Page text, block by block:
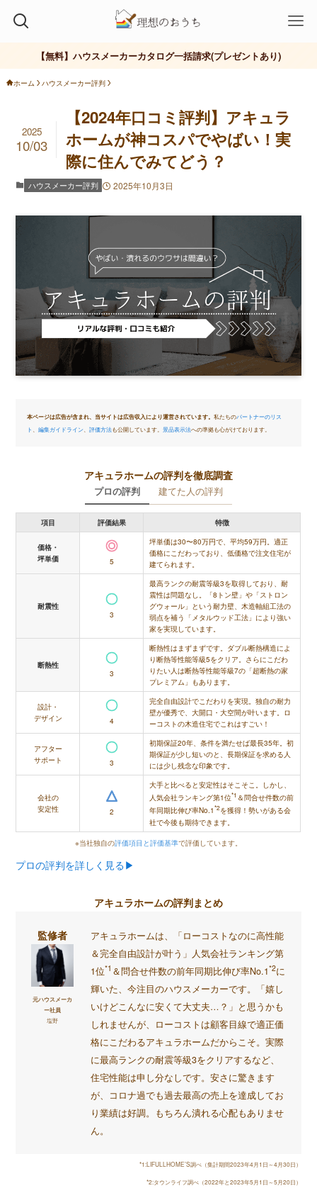
【無料】ハウスメーカーカタログ一括請求(プレゼントあり)
ホーム ハウスメーカー評判
【2024年口コミ評判】アキュラ
ホームが神コスパでやばい！実
際に住んでみてどう？
2025
10/03
ハウスメーカー評判 2025年10月3日
本ページは広告が含まれ、当サイトは広告収入により運営されています。私たちのパートナーのリス
ト 、編集ガイドライン、評価方法も公開しています。景品表示法への準拠も心がけております。
アキュラホームの評判を徹底調査
プロの評判 建てた人の評判
項目 評価結果 特徴
価格・
坪単価
5
坪単価は30〜80万円で、平均59万円。適正
価格にこだわっており、低価格で注文住宅が
建てられます。
耐震性
3
最高ランクの耐震等級3を取得しており、耐
震性は問題なし。「8トン壁」や「ストロン
グウォール」という耐力壁、木造軸組工法の
弱点を補う「メタルウッド工法」により強い
家を実現しています。
断熱性
3
断熱性はまずまずです。ダブル断熱構造によ
り断熱等性能等級5をクリア。さらにこだわ
りたい人は断熱等性能等級7の「超断熱の家
プレミアム」もあります。
設計・
デザイン
4
完全自由設計でこだわりを実現。独自の耐力
壁が優秀で、大開口・大空間が叶います。ロ
ーコストの木造住宅でこれはすごい！
アフター
サポート
3
初期保証20年、条件を満たせば最長35年。初
期保証が少し短いのと、長期保証を求める人
には少し残念な印象です。
会社の
安定性
2
大手と比べると安定性はそこそこ。しかし、
人気会社ランキング第1位*1 ＆問合せ件数の前
年同期比伸び率No.1*2を獲得！勢いがある会
社で今後も期待できます。
※当社独自の評価項目と評価基準で評価しています。
プロの評判を詳しく見る▶︎
アキュラホームの評判まとめ
監修者
元ハウスメーカ
ー社員
塩野
アキュラホームは、「ローコストなのに高性能
＆完全自由設計が叶う」人気会社ランキング第
1位*1 ＆問合せ件数の前年同期比伸び率No.1*2に
輝いた、今注目のハウスメーカーです。「嬉し
いけどこんなに安くて大丈夫…？」と思うかも
しれませんが、ローコストは顧客目線で適正価
格にこだわるアキュラホームだからこそ。実際
に最高ランクの耐震等級3をクリアするなど、
住宅性能は申し分なしです。安さに驚きます
が、コロナ過でも過去最高の売上を達成してお
り業績は好調。もちろん潰れる心配もありませ
ん。
*1:LIFULLHOME’S調べ（集計期間2023年4月1日～4月30日）
*2:タウンライフ調べ（2022年と2023年5月1日～5月20日）